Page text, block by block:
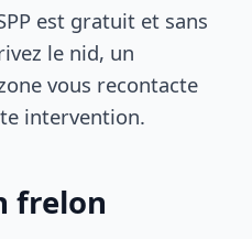
est gratuit et sans
le nid, un
vous recontacte
intervention.
frelon